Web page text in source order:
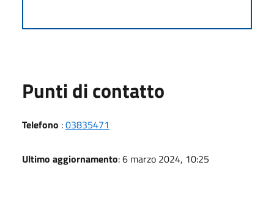
Punti di contatto
Telefono :03835471
Ultimo aggiornamento: 6 marzo 2024, 10:25